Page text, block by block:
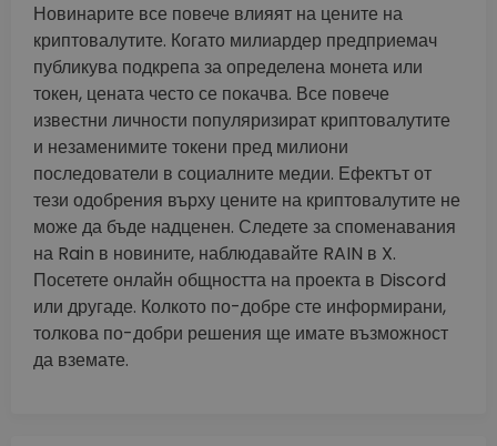
Новинарите все повече влияят на цените на
криптовалутите. Когато милиардер предприемач
публикува подкрепа за определена монета или
токен, цената често се покачва. Все повече
известни личности популяризират криптовалутите
и незаменимите токени пред милиони
последователи в социалните медии. Ефектът от
тези одобрения върху цените на криптовалутите не
може да бъде надценен. Следете за споменавания
на Rain в новините, наблюдавайте RAIN в X.
Посетете онлайн общността на проекта в Discord
или другаде. Колкото по-добре сте информирани,
толкова по-добри решения ще имате възможност
да вземате.